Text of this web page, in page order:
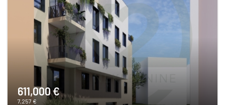
611,000 €
7,257 €